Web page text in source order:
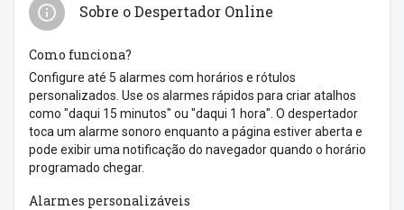
Sobre o Despertador Online
Como funciona?
Configure até 5 alarmes com horários e rótulos
personalizados. Use os alarmes rápidos para criar atalhos
como "daqui 15 minutos" ou "daqui 1 hora". O despertador
toca um alarme sonoro enquanto a página estiver aberta e
pode exibir uma notificação do navegador quando o horário
programado chegar.
Alarmes personalizáveis